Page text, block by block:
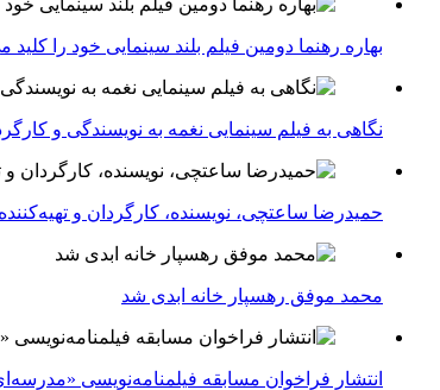
بهاره رهنما دومین فیلم بلند سینمایی خود را کلید
نگاهی به فیلم سینمایی نغمه به نویسندگی و
حمیدرضا ساعتچی، نویسنده، کارگردان و
محمد موفق رهسپار خانه ابدی شد
انتشار فراخوان مسابقه فیلمنامه‌نویسی